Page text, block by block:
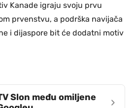
Kanade igraju svoju prvu
prvenstvu, a podrška navijača
i dijaspore bit će dodatni motiv
Slon među omiljene
›